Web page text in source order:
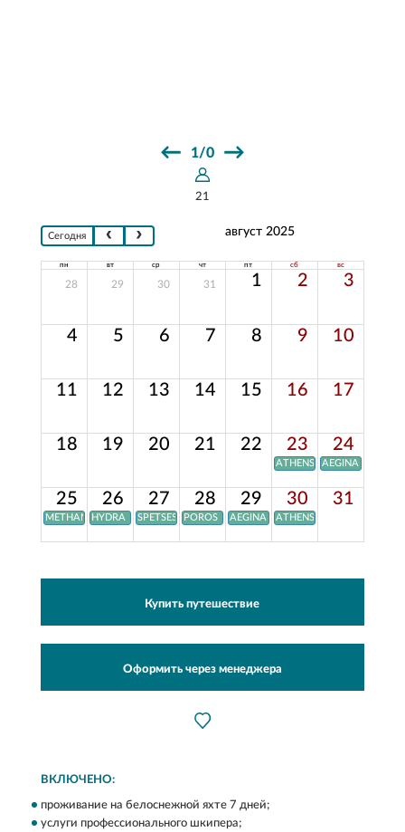
← 1/0 →
21
Сегодня август 2025
пн вт ср чт пт сб вс
28 29 30 31 1 2 3
4 5 6 7 8 9 10
11 12 13 14 15 16 17
18 19 20 21 22 23 24
ATHENS AEGINA
25 26 27 28 29 30 31
METHANAHYDRA SPETSES POROS AEGINA ATHENS
Купить путешествие
Оформить через менеджера
ВКЛЮЧЕНО:
проживание на белоснежной яхте 7 дней;
услуги профессионального шкипера;